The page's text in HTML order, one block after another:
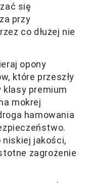
się
przy
co dłużej nie
opony
które przeszły
klasy premium
mokrej
hamowania
niskiej jakości,
zagrożenie